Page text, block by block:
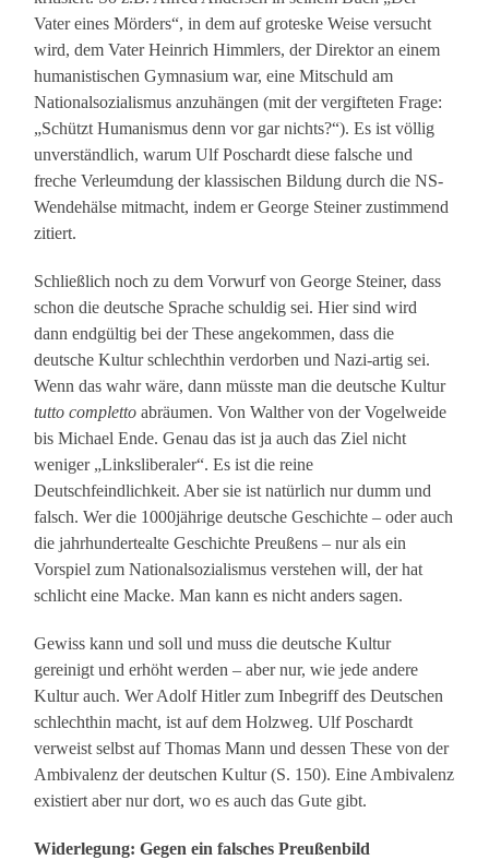
Vater eines Mörders“, in dem auf groteske Weise versucht
wird, dem Vater Heinrich Himmlers, der Direktor an einem
humanistischen Gymnasium war, eine Mitschuld am
Nationalsozialismus anzuhängen (mit der vergifteten Frage:
„Schützt Humanismus denn vor gar nichts?“). Es ist völlig
unverständlich, warum Ulf Poschardt diese falsche und
freche Verleumdung der klassischen Bildung durch die NS-
Wendehälse mitmacht, indem er George Steiner zustimmend
zitiert.
Schließlich noch zu dem Vorwurf von George Steiner, dass
schon die deutsche Sprache schuldig sei. Hier sind wird
dann endgültig bei der These angekommen, dass die
deutsche Kultur schlechthin verdorben und Nazi-artig sei.
Wenn das wahr wäre, dann müsste man die deutsche Kultur
tutto completto abräumen. Von Walther von der Vogelweide
bis Michael Ende. Genau das ist ja auch das Ziel nicht
weniger „Linksliberaler“. Es ist die reine
Deutschfeindlichkeit. Aber sie ist natürlich nur dumm und
falsch. Wer die 1000jährige deutsche Geschichte – oder auch
die jahrhundertealte Geschichte Preußens – nur als ein
Vorspiel zum Nationalsozialismus verstehen will, der hat
schlicht eine Macke. Man kann es nicht anders sagen.
Gewiss kann und soll und muss die deutsche Kultur
gereinigt und erhöht werden – aber nur, wie jede andere
Kultur auch. Wer Adolf Hitler zum Inbegriff des Deutschen
schlechthin macht, ist auf dem Holzweg. Ulf Poschardt
verweist selbst auf Thomas Mann und dessen These von der
Ambivalenz der deutschen Kultur (S. 150). Eine Ambivalenz
existiert aber nur dort, wo es auch das Gute gibt.
Widerlegung: Gegen ein falsches Preußenbild